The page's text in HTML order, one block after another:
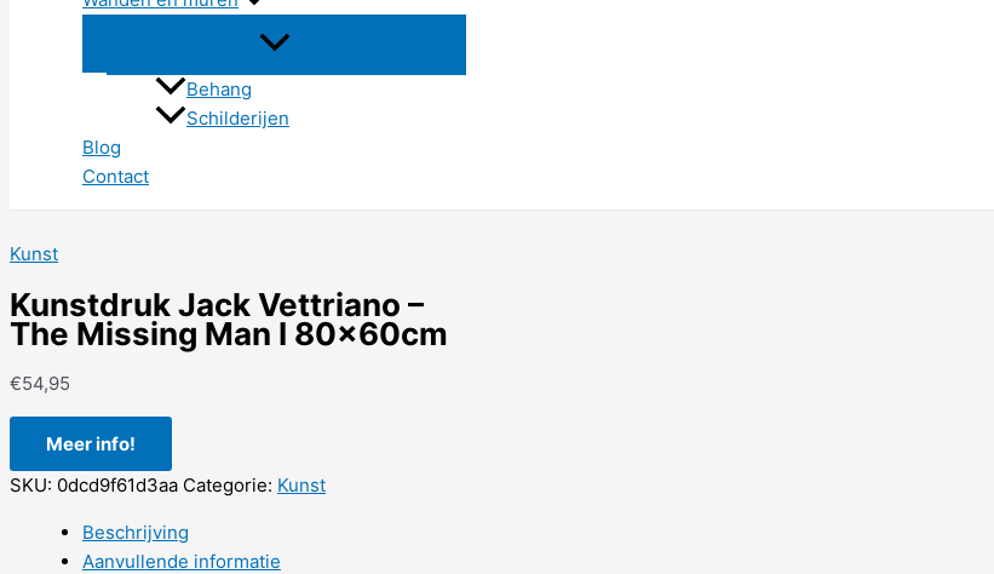
Behang
Schilderijen
Blog
Contact
Kunst
Kunstdruk Jack Vettriano –
The Missing Man I 80x60cm
€54,95
Meer info!
SKU: 0dcd9f61d3aa Categorie: Kunst
Beschrijving
Aanvullende informatie